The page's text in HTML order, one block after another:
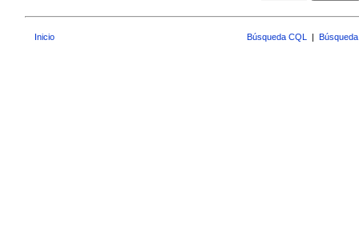
Inicio Búsqueda CQL